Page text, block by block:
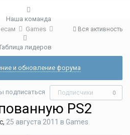
Наша команда
лидеров
Вся активность
Games
и обновление форума
подписаться Подписчики 0
PS2
, 25 августа 2011 в Games